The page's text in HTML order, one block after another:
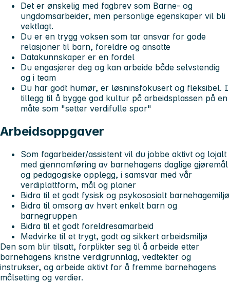
Det er ønskelig med fagbrev som Barne- og
ungdomsarbeider, men personlige egenskaper vil bli
vektlagt.
Du er en trygg voksen som tar ansvar for gode
relasjoner til barn, foreldre og ansatte
Datakunnskaper er en fordel
Du engasjerer deg og kan arbeide både selvstendig
og i team
Du har godt humør, er løsninsfokusert og fleksibel. I
tillegg til å bygge god kultur på arbeidsplassen på en
måte som "setter verdifulle spor"
Arbeidsoppgaver
Som fagarbeider/assistent vil du jobbe aktivt og lojalt
med gjennomføring av barnehagens daglige gjøremål
og pedagogiske opplegg, i samsvar med vår
verdiplattform, mål og planer
Bidra til et godt fysisk og psykososialt barnehagemiljø
Bidra til omsorg av hvert enkelt barn og
barnegruppen
Bidra til et godt foreldresamarbeid
Medvirke til et trygt, godt og sikkert arbeidsmiljø
Den som blir tilsatt, forplikter seg til å arbeide etter
barnehagens kristne verdigrunnlag, vedtekter og
instrukser, og arbeide aktivt for å fremme barnehagens
målsetting og verdier.